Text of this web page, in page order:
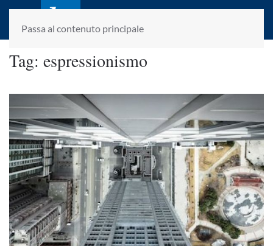
Passa al contenuto principale
laletteraturaenoi.it
fondato da Romano Luperini
Tag: espressionismo